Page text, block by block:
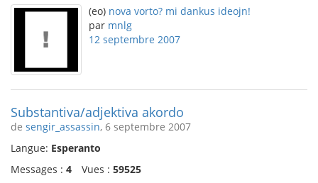
(eo) nova vorto? mi dankus ideojn!
par mnlg
12 septembre 2007
Substantiva/adjektiva akordo
de sengir_assassin, 6 septembre 2007
Langue: Esperanto
Messages : 4 Vues : 59525